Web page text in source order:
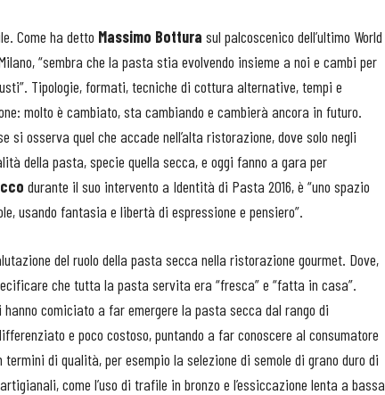
Come ha detto Massimo Bottura sul palcoscenico dell’ultimo World
“sembra che la pasta stia evolvendo insieme a noi e cambi per
Tipologie, formati, tecniche di cottura alternative, tempi e
molto è cambiato, sta cambiando e cambierà ancora in futuro.
si osserva quel che accade nell’alta ristorazione, dove solo negli
della pasta, specie quella secca, e oggi fanno a gara per
durante il suo intervento a Identità di Pasta 2016, è “uno spazio
usando fantasia e libertà di espressione e pensiero”.
del ruolo della pasta secca nella ristorazione gourmet. Dove,
che tutta la pasta servita era “fresca” e “fatta in casa”.
hanno comiciato a far emergere la pasta secca dal rango di
e poco costoso, puntando a far conoscere al consumatore
di qualità, per esempio la selezione di semole di grano duro di
come l’uso di trafile in bronzo e l’essiccazione lenta a bassa